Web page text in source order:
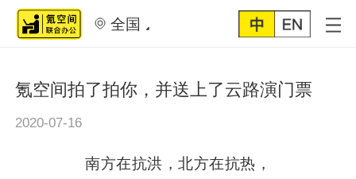
全国
氪空间拍了拍你，并送上了云路演门票
2020-07-16
南方在抗洪，北方在抗热，